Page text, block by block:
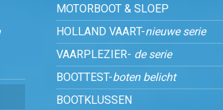
MOTORBOOT & SLOEP
HOLLAND VAART-nieuwe serie
VAARPLEZIER- de serie
BOOTTEST-boten belicht
BOOTKLUSSEN